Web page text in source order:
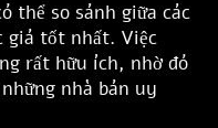
thể so sánh giữa các
giá tốt nhất. Việc
rất hữu ích, nhờ đó
nhà bán uy